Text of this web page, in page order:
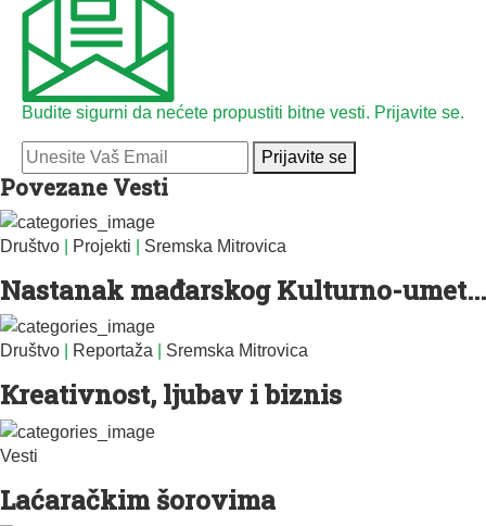
Budite sigurni da nećete propustiti bitne vesti. Prijavite se.
Prijavite se
Povezane Vesti
Društvo Projekti Sremska Mitrovica
Nastanak mađarskog Kulturno-umet...
Društvo Reportaža Sremska Mitrovica
Кreativnost, ljubav i biznis
Vesti
Laćaračkim šorovima